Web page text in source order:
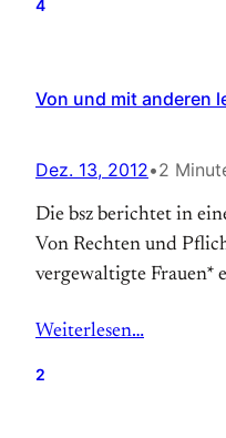
4
Von und mit anderen
Dez. 13, 2012•2
Die bsz berichtet in
Von Rechten und
vergewaltigte Frauen*
Weiterlesen…
2